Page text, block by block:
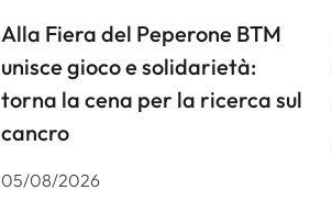
Alla Fiera del Peperone BTM
unisce gioco e solidarietà:
torna la cena per la ricerca sul
cancro
05/08/2026